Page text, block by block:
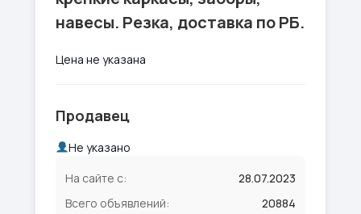
навесы. Резка, доставка по РБ.
Цена не указана
Продавец
Не указано
На сайте с:
28.07.2023
Всего объявлений:
20884